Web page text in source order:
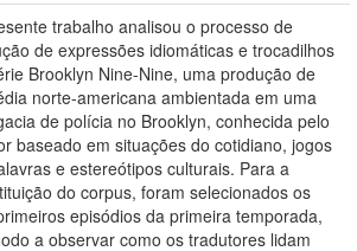
trabalho analisou o processo de
de expressões idiomáticas e trocadilhos
Brooklyn Nine-Nine, uma produção de
norte-americana ambientada em uma
de polícia no Brooklyn, conhecida pelo
baseado em situações do cotidiano, jogos
e estereótipos culturais. Para a
do corpus, foram selecionados os
episódios da primeira temporada,
a observar como os tradutores lidam